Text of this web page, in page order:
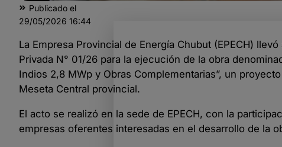
Publicado el
29/05/2026 16:44
La Empresa Provincial de Energía Chubut (EPECH)
Privada N° 01/26 para la ejecución de la obra
Indios 2,8 MWp y Obras Complementarias”, un
Meseta Central provincial.
El acto se realizó en la sede de EPECH, con la
empresas oferentes interesadas en el desarrollo de la